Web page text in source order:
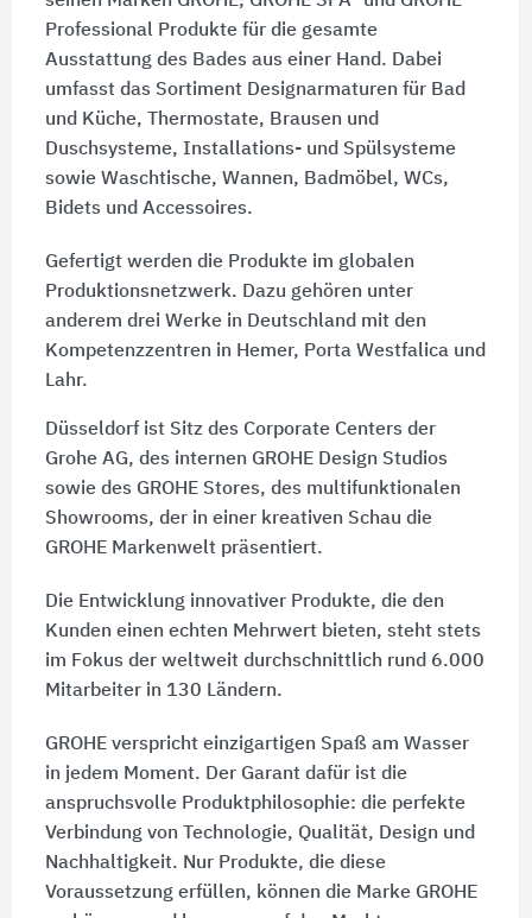
Professional Produkte für die gesamte
Ausstattung des Bades aus einer Hand. Dabei
umfasst das Sortiment Designarmaturen für Bad
und Küche, Thermostate, Brausen und
Duschsysteme, Installations- und Spülsysteme
sowie Waschtische, Wannen, Badmöbel, WCs,
Bidets und Accessoires.
Gefertigt werden die Produkte im globalen
Produktionsnetzwerk. Dazu gehören unter
anderem drei Werke in Deutschland mit den
Kompetenzzentren in Hemer, Porta Westfalica und
Lahr.
Düsseldorf ist Sitz des Corporate Centers der
Grohe AG, des internen GROHE Design Studios
sowie des GROHE Stores, des multifunktionalen
Showrooms, der in einer kreativen Schau die
GROHE Markenwelt präsentiert.
Die Entwicklung innovativer Produkte, die den
Kunden einen echten Mehrwert bieten, steht stets
im Fokus der weltweit durchschnittlich rund 6.000
Mitarbeiter in 130 Ländern.
GROHE verspricht einzigartigen Spaß am Wasser
in jedem Moment. Der Garant dafür ist die
anspruchsvolle Produktphilosophie: die perfekte
Verbindung von Technologie, Qualität, Design und
Nachhaltigkeit. Nur Produkte, die diese
Voraussetzung erfüllen, können die Marke GROHE